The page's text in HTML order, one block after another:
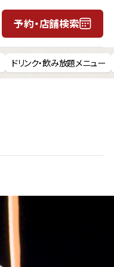
予約・店舗検索
月 日
ドリンク・飲み放題メニュー